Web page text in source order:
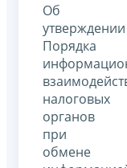
Об
утверждении
Порядка
налоговых
органов
при
обмене